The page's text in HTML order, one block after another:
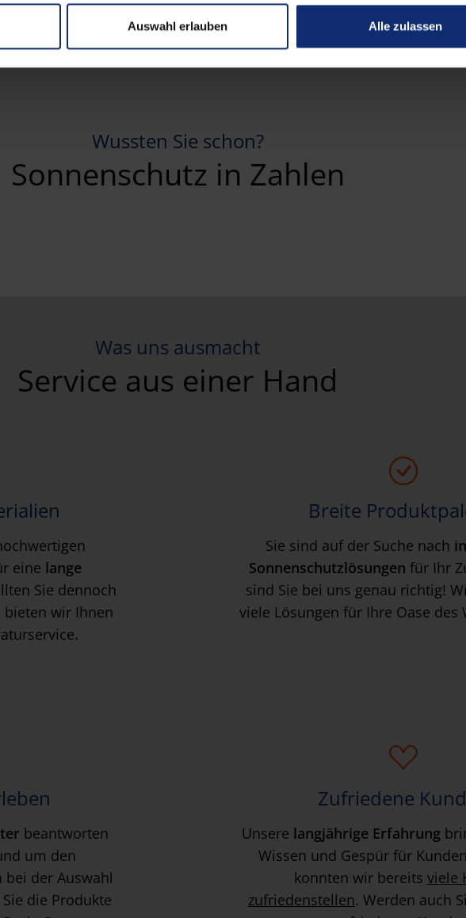
Auswahl erlauben Alle zulassen
Wussten Sie schon?
Sonnenschutz in Zahlen
Was uns ausmacht
Service aus einer Hand
eine lange
Sie dennoch
wir Ihnen
Breite
Sie sind auf der Suche nach
Sonnenschutzlösungen für Ihr
sind Sie bei uns genau richtig!
viele Lösungen für Ihre Oase des
beantworten
um den
der Auswahl
die Produkte
Zufriedene
Unsere langjährige Erfahrung
Wissen und Gespür für
konnten wir bereits viele
zufriedenstellen. Werden auch